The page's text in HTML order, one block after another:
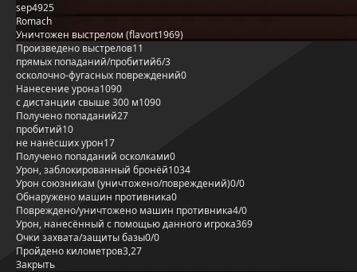
sep4925
Romach
Уничтожен выстрелом (flavort1969)
Произведено выстрелов11
прямых попаданий/пробитий6/3
осколочно-фугасных повреждений0
Нанесение урона1090
с дистанции свыше 300 м1090
Получено попаданий27
пробитий10
не нанёсших урон17
Получено попаданий осколками0
Урон, заблокированный бронёй1034
Урон союзникам (уничтожено/повреждений)0/0
Обнаружено машин противника0
Повреждено/уничтожено машин противника4/0
Урон, нанесённый с помощью данного игрока369
Очки захвата/защиты базы0/0
Пройдено километров3,27
Закрыть